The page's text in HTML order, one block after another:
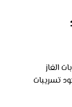
الغاز
تسريبات